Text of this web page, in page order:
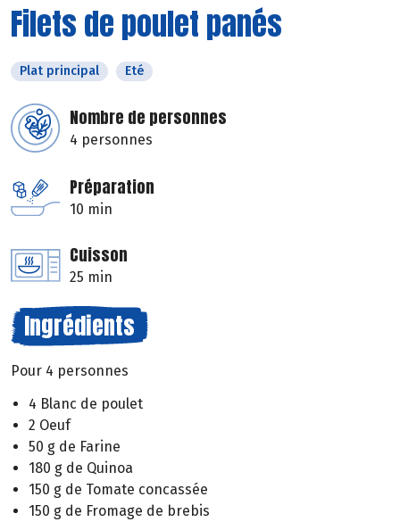
Filets de poulet panés
Plat principal Eté
Nombre de personnes
4 personnes
Préparation
10 min
Cuisson
25 min
Ingrédients
Pour 4 personnes
4 Blanc de poulet
2 Oeuf
50 g de Farine
180 g de Quinoa
150 g de Tomate concassée
150 g de Fromage de brebis